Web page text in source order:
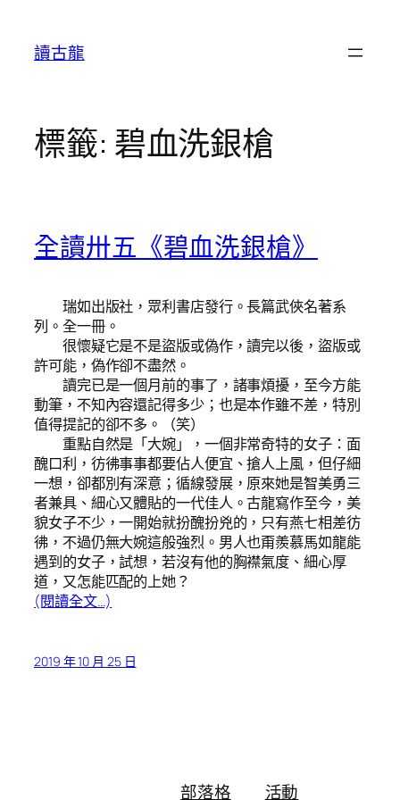
讀古龍
標籤: 碧血洗銀槍
全讀卅五《碧血洗銀槍》
瑞如出版社，眾利書店發行。長篇武俠名著系
列。全一冊。
很懷疑它是不是盜版或偽作，讀完以後，盜版或
許可能，偽作卻不盡然。
讀完已是一個月前的事了，諸事煩擾，至今方能
動筆，不知內容還記得多少；也是本作雖不差，特別
值得提記的卻不多。（笑）
重點自然是「大婉」，一個非常奇特的女子：面
醜口利，彷彿事事都要佔人便宜、搶人上風，但仔細
一想，卻都別有深意；循線發展，原來她是智美勇三
者兼具、細心又體貼的一代佳人。古龍寫作至今，美
貌女子不少，一開始就扮醜扮兇的，只有燕七相差彷
彿，不過仍無大婉這般強烈。男人也甭羨慕馬如龍能
遇到的女子，試想，若沒有他的胸襟氣度、細心厚
道，又怎能匹配的上她？
(閱讀全文…)
2019 年 10 月 25 日
部落格 活動